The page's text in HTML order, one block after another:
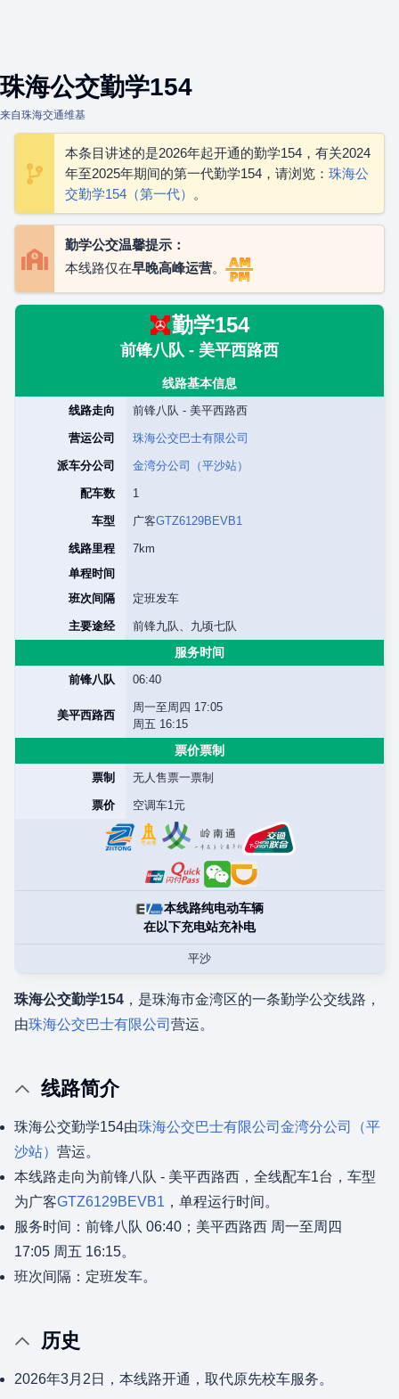
珠海公交勤学154
来自珠海交通维基
本条目讲述的是2026年起开通的勤学154，有关2024
年至2025年期间的第一代勤学154，请浏览： 珠海公
交勤学154（第一代）
。
勤学公交温馨提示：
本线路仅在早晚高峰运营。
勤学154
前锋八队 - 美平西路西
线路基本信息
线路走向 前锋八队 - 美平西路西
营运公司 珠海公交巴士有限公司
派车分公司 金湾分公司（平沙站）
配车数 1
车型 广客GTZ6129BEVB1
线路里程
7km
单程时间
班次间隔
定班发车
主要途经 前锋九队、九顷七队
服务时间
前锋八队 06:40
美平西路西
周一至周四 17:05
周五 16:15
票价票制
票制 无人售票一票制
票价 空调车1元
本线路纯电动车辆
在以下充电站充补电
平沙
珠海公交勤学154 ，是珠海市金湾区的一条勤学公交线路，
由珠海公交巴士有限公司 营运。
线路简介
珠海公交勤学154由珠海公交巴士有限公司 金湾分公司（平
沙站） 营运。
本线路走向为前锋八队 - 美平西路西，全线配车1台，车型
为广客GTZ6129BEVB1 ，单程运行时间。
服务时间：前锋八队 06:40；美平西路西 周一至周四
17:05 周五 16:15。
班次间隔：定班发车。
历史
2026年3月2日，本线路开通，取代原先校车服务。